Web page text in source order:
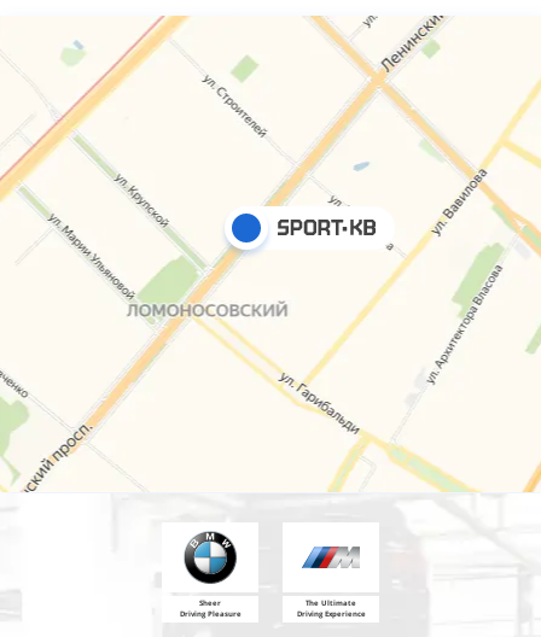
Sheer
Driving Pleasure
The Ultimate
Driving Experience